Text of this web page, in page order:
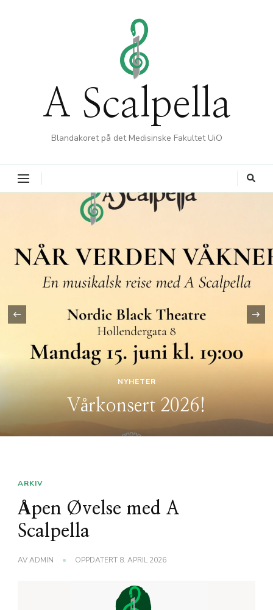
A Scalpella
Blandakoret på det Medisinske Fakultet UiO
NYHETER
Vårkonsert 2026!
ARKIV
Åpen Øvelse med A
Scalpella
AVADMIN OPPDATERT 8. APRIL 2026